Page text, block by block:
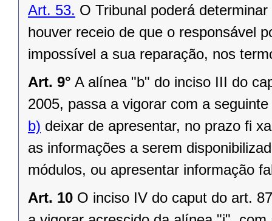
Art. 53. O Tribunal poderá
houver receio de que o responsável
impossível a sua reparação, nos
Art. 9° A alínea "b" do inciso III do
2005, passa a vigorar com a
b) deixar de apresentar, no prazo fi
as informações a serem
módulos, ou apresentar informação
Art. 10 O inciso IV do caput do art.